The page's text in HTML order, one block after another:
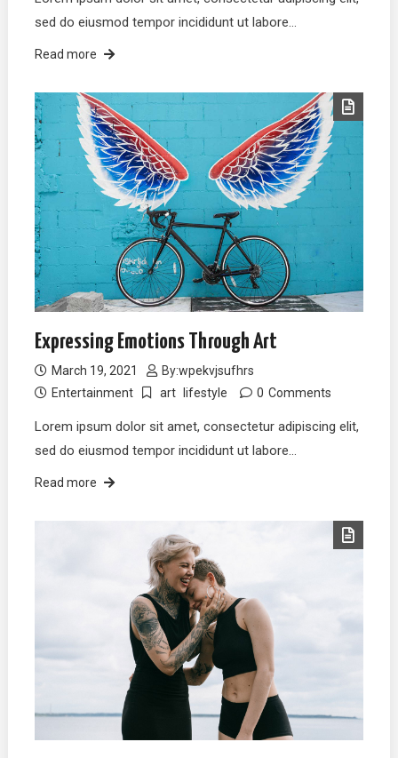
sed do eiusmod tempor incididunt ut labore…
Read more
Expressing Emotions Through Art
March 19, 2021 By:wpekvjsufhrs
Entertainment
art lifestyle 0 Comments
Lorem ipsum dolor sit amet, consectetur adipiscing elit,
sed do eiusmod tempor incididunt ut labore…
Read more